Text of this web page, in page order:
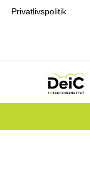
Privatlivspolitik